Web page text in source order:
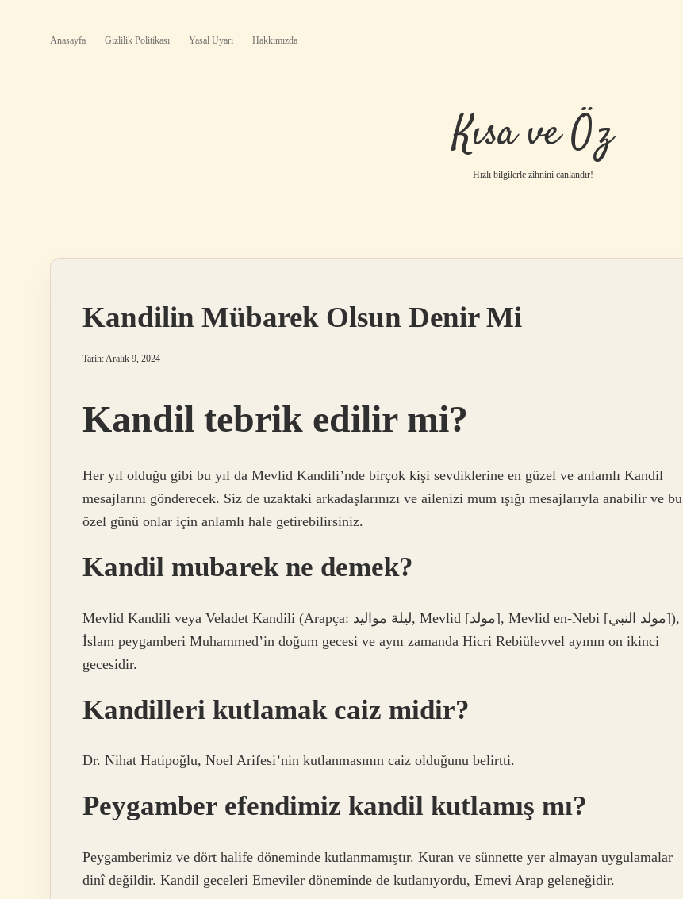
Anasayfa Gizlilik Politikası Yasal Uyarı Hakkımızda
Kısa ve Öz
Hızlı bilgilerle zihnini canlandır!
Kandilin Mübarek Olsun Denir Mi
Tarih: Aralık 9, 2024
Kandil tebrik edilir mi?
Her yıl olduğu gibi bu yıl da Mevlid Kandili’nde birçok kişi sevdiklerine en güzel ve anlamlı Kandil
mesajlarını gönderecek. Siz de uzaktaki arkadaşlarınızı ve ailenizi mum ışığı mesajlarıyla anabilir ve bu
özel günü onlar için anlamlı hale getirebilirsiniz.
Kandil mubarek ne demek?
Mevlid Kandili veya Veladet Kandili (Arapça: لیلة مواليد, Mevlid [مولد], Mevlid en-Nebi [مولد النبي]),
İslam peygamberi Muhammed’in doğum gecesi ve aynı zamanda Hicri Rebiülevvel ayının on ikinci
gecesidir.
Kandilleri kutlamak caiz midir?
Dr. Nihat Hatipoğlu, Noel Arifesi’nin kutlanmasının caiz olduğunu belirtti.
Peygamber efendimiz kandil kutlamış mı?
Peygamberimiz ve dört halife döneminde kutlanmamıştır. Kuran ve sünnette yer almayan uygulamalar
dinî değildir. Kandil geceleri Emeviler döneminde de kutlanıyordu, Emevi Arap geleneğidir.